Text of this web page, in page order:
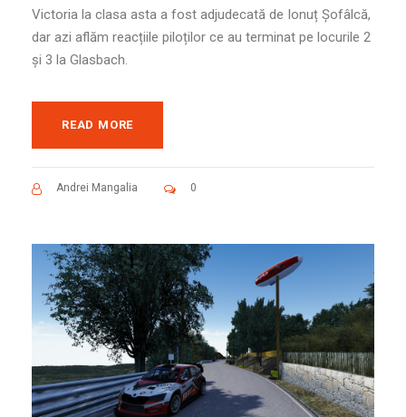
Victoria la clasa asta a fost adjudecată de Ionuț Șofâlcă,
dar azi aflăm reacțiile piloților ce au terminat pe locurile 2
și 3 la Glasbach.
READ MORE
Andrei Mangalia 0